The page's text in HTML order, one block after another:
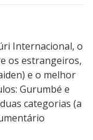
Internacional, o
os estrangeiros,
e o melhor
Gurumbé e
categorias (a